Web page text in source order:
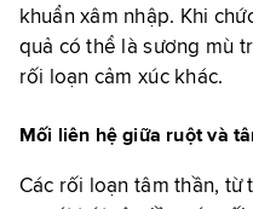
khuẩn xâm nhập. Khi
quả có thể là sương mù
rối loạn cảm xúc khác.
Mối liên hệ giữa ruột và
Các rối loạn tâm thần, từ